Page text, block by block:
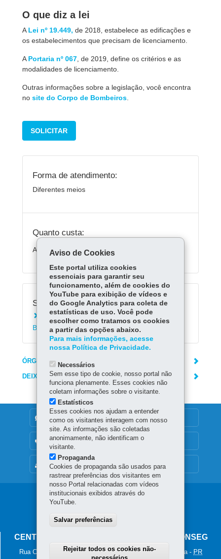
O que diz a lei
A Lei nº 19.449, de 2018, estabelece as edificações e
os estabelecimentos que precisam de licenciamento.
A Portaria nº 067 , de 2019, define os critérios e as
modalidades de licenciamento.
Outras informações sobre a legislação, você encontra
no site do Corpo de Bombeiros
SOLICITAR
Forma de atendimento:
Diferentes meios
Quanto custa:
As taxas são variáveis
Serviços Relacionados:
Solicitar análise de projeto pelo Corpo de
Bombeiros
ÓRGÃO RESPONSÁVEL
DEIXE SUA OPINIÃO
MAPA DO SITE
DENUNCIE CORRUPÇÃO
OUVIDORIA
Navegação
principal
CENTRO ESTADUAL DOS CONSEGS - CECONSEG
Rua Coronel Dulcídio, nº 800 - Batel-80.420-170 Curitiba- PR
Aviso de Cookies
Este portal utiliza cookies
essenciais para garantir seu
funcionamento, além de cookies do
YouTube para exibição de vídeos e
do Google Analytics para coleta de
estatísticas de uso. Você pode
escolher como tratamos os cookies
a partir das opções abaixo.
Para mais informações, acesse
nossa Política de Privacidade.
Necessários
Sem esse tipo de cookie, nosso portal não
funciona plenamente. Esses cookies não
coletam informações sobre o visitante.
Estatísticos
Esses cookies nos ajudam a entender
como os visitantes interagem com nosso
site. As informações são coletadas
anonimamente, não identificam o
visitante.
Propaganda
Cookies de propaganda são usados para
rastrear preferências dos visitantes em
nosso Portal relacionadas com vídeos
institucionais exibidos através do
YouTube.
Salvar preferências
Rejeitar todos os cookies não-